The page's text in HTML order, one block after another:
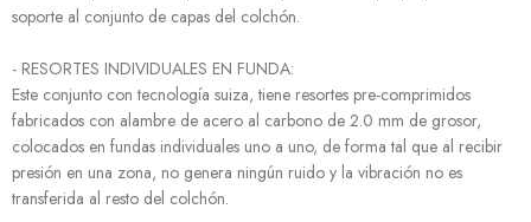
soporte al conjunto de capas del colchón.
- RESORTES INDIVIDUALES EN FUNDA:
Este conjunto con tecnología suiza, tiene resortes pre-comprimidos
fabricados con alambre de acero al carbono de 2.0 mm de grosor,
colocados en fundas individuales uno a uno, de forma tal que al recibir
presión en una zona, no genera ningún ruido y la vibración no es
transferida al resto del colchón.